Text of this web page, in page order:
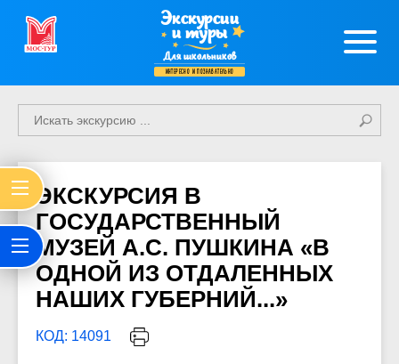
Экскурсии
и туры
Для школьников
интересно и познавательно
ЭКСКУРСИЯ В
ГОСУДАРСТВЕННЫЙ
МУЗЕЙ А.С. ПУШКИНА «В
ОДНОЙ ИЗ ОТДАЛЕННЫХ
НАШИХ ГУБЕРНИЙ...»
КОД: 14091